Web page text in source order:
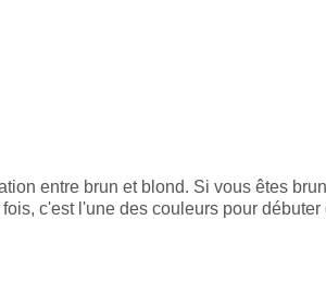
entre brun et blond. Si vous êtes
c'est l'une des couleurs pour